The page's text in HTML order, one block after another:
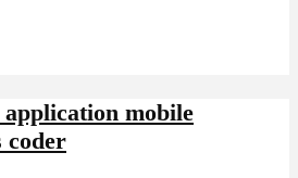
mobile
coder